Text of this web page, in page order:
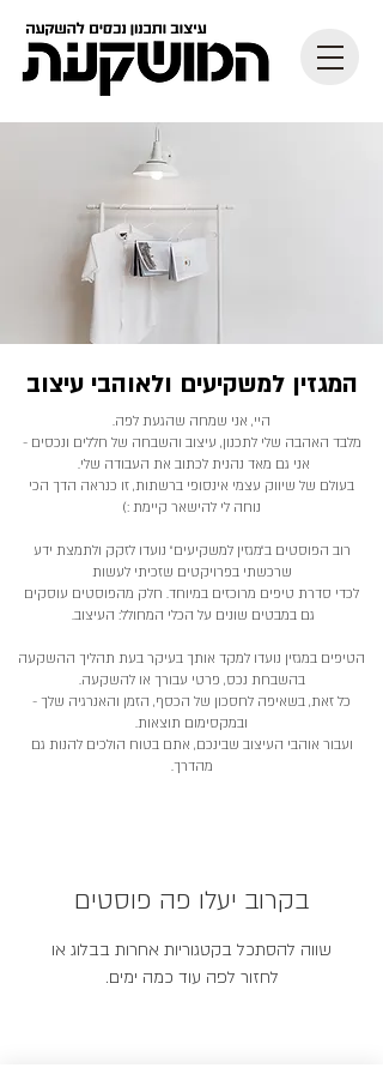
המגזין למשקיעים ולאוהבי עיצוב
היי, אני שמחה שהגעת לפה.
מלבד האהבה שלי לתכנון, עיצוב והשבחה של חללים ונכסים -
אני גם מאד נהנית לכתוב את העבודה שלי.
בעולם של שיווק עצמי אינסופי ברשתות, זו כנראה הדך הכי
נוחה לי להישאר קיימת :)
רוב הפוסטים ב״מגזין למשקיעים״ נועדו לזקק ולתמצת ידע
שרכשתי בפרויקטים שזכיתי לעשות
לכדי סדרת טיפים מרוכזים במיוחד. חלק מהפוסטים עוסקים
גם במבטים שונים על הכלי המחולל: העיצוב.
הטיפים במגזין נועדו למקד אותך בעיקר בעת תהליך ההשקעה
בהשבחת נכס, פרטי עבורך או להשקעה.
כל זאת, בשאיפה לחסכון של הכסף, הזמן והאנרגיה שלך -
ובמקסימום תוצאות.
ועבור אוהבי העיצוב שבינכם, אתם בטוח הולכים להנות גם
מהדרך.
בקרוב יעלו פה פוסטים
שווה להסתכל בקטגוריות אחרות בבלוג או
לחזור לפה עוד כמה ימים.